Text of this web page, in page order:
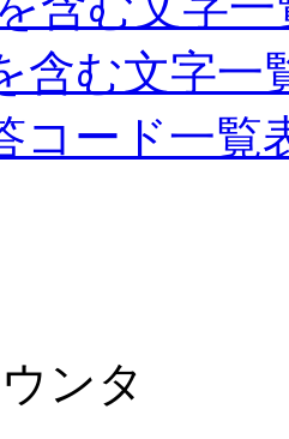
含む文字一
コード一覧
ンタ